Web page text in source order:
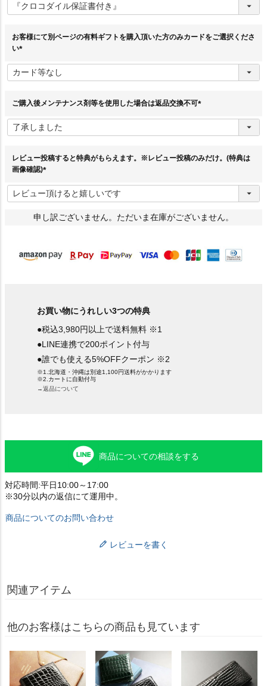
必
須
お客様にて別ページの有料ギフトを購入頂いた方のみカードをご選択くださ
い
必
須
ご購入後メンテナンス剤等を使用した場合は返品交換不可
須
レビュー投稿すると特典がもらえます。※レビュー投稿のみだけ。(特典は
画像確認)
必
須
)
申し訳ございません。ただいま在庫がございません。
お買い物にうれしい3つの特典
●税込3,980円以上で送料無料 ※1
●LINE連携で200ポイント付与
●誰でも使える5%OFFクーポン ※2
※1.北海道・沖縄は別途1,100円送料がかかります
※2.カートに自動付与
→返品について
商品についての相談をする
対応時間:平日10:00～17:00
※30分以内の返信にて運用中。
商品についてのお問い合わせ
レビューを書く
関連アイテム
他のお客様はこちらの商品も見ています